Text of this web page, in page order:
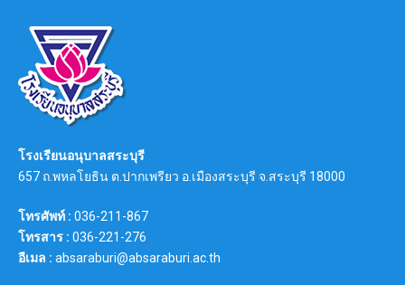
โรงเรียนอนุบาลสระบุรี
657 ถ.พหลโยธิน ต.ปากเพรียว อ.เมืองสระบุรี จ.สระบุรี 18000
โทรศัพท์ : 036-211-867
โทรสาร : 036-221-276
อีเมล : absaraburi@absaraburi.ac.th